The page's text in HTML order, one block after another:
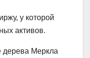
у которой
активов.
дерева Меркла